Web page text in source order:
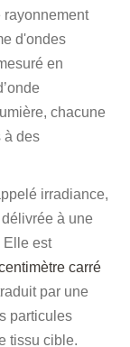
rayonnement
d'ondes
en
chacune
à des
irradiance,
à une
Elle est
carré
par une
particules
tissu cible.